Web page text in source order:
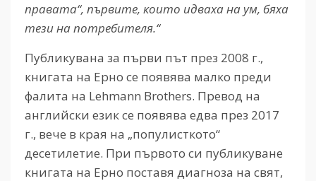
правата“, първите, които идваха на ум, бяха
тези на потребителя.“
Публикувана за първи път през 2008 г.,
книгата на Ерно се появява малко преди
фалита на Lehmann Brothers. Превод на
английски език се появява едва през 2017
г., вече в края на „популисткото“
десетилетие. При първото си публикуване
книгата на Ерно поставя диагноза на свят,